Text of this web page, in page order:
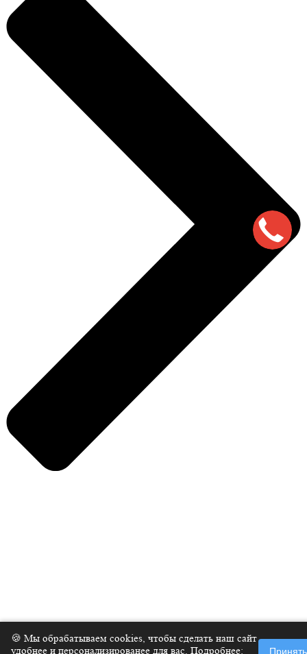
🍪 Мы обрабатываем cookies, чтобы сделать наш сайт
удобнее и персонализированее для вас. Подробнее:
Принять